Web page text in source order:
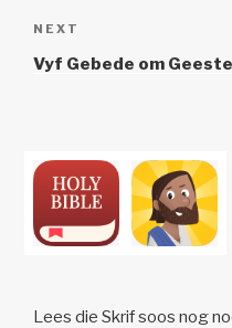
Next
Post
NEXT
Vyf Gebede om
Lees die Skrif soos nog